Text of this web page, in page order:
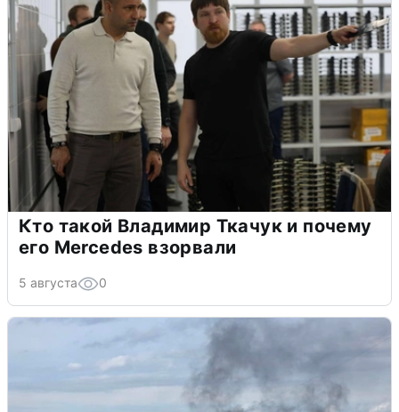
Кто такой Владимир Ткачук и почему
его Mercedes взорвали
5 августа 0